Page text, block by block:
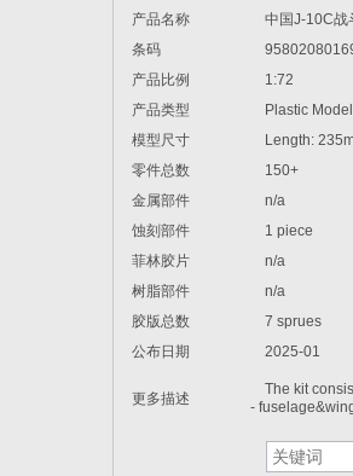
产品名称
中国J-10C战
条码
产品比例
1:72
产品类型
Plastic Model
模型尺寸
Length:
零件总数
150+
金属部件
n/a
蚀刻部件
1 piece
菲林胶片
n/a
树脂部件
n/a
胶版总数
7 sprues
公布日期
2025-01
更多描述
The kit
-